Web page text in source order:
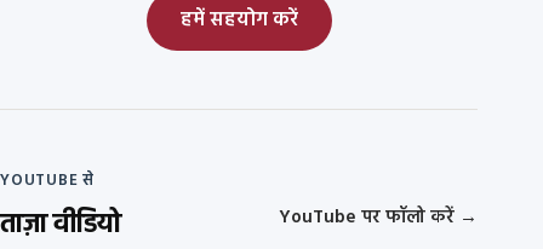
हमें सहयोग करें
YOUTUBE से
ताज़ा वीडियो YouTube पर फॉलो करें →